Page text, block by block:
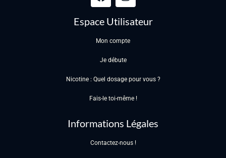
Espace Utilisateur
Mon compte
Je débute
Nicotine : Quel dosage pour vous ?
Fais-le toi-même !
Informations Légales
Contactez-nous !